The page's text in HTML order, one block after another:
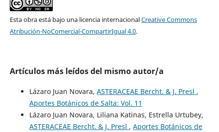
Esta obra está bajo una licencia internacionalCreative Commons
Atribución-NoComercial-CompartirIgual 4.0.
Artículos más leídos del mismo autor/a
Lázaro Juan Novara, ASTERACEAE Bercht. & J. Presl ,
Aportes Botánicos de Salta: Vol. 11
Lázaro Juan Novara, Liliana Katinas, Estrella Urtubey,
ASTERACEAE Bercht. & J. Presl , Aportes Botánicos de